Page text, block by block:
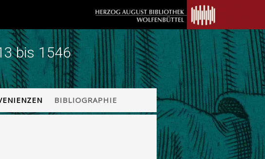
bis 1546
BIBLIOGRAPHIE